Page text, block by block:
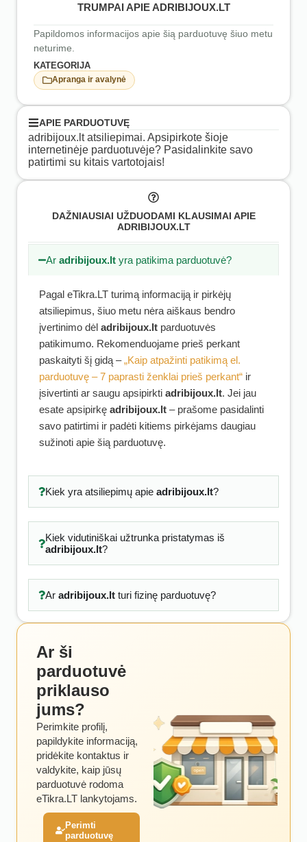
TRUMPAI APIE ADRIBIJOUX.LT
Papildomos informacijos apie šią parduotuvę šiuo metu
neturime.
KATEGORIJA
Apranga ir avalynė
APIE PARDUOTUVĘ
adribijoux.lt atsiliepimai. Apsipirkote šioje
internetinėje parduotuvėje? Pasidalinkite savo
patirtimi su kitais vartotojais!
DAŽNIAUSIAI UŽDUODAMI KLAUSIMAI APIE
ADRIBIJOUX.LT
Aradribijoux.lt yra patikima parduotuvė?
Pagal eTikra.LT turimą informaciją ir pirkėjų
atsiliepimus, šiuo metu nėra aiškaus bendro
įvertinimo dėl adribijoux.lt parduotuvės
patikimumo. Rekomenduojame prieš perkant
paskaityti šį gidą –„Kaip atpažinti patikimą el.
parduotuvę – 7 paprasti ženklai prieš perkant“ ir
įsivertinti ar saugu apsipirkti adribijoux.lt. Jei jau
esate apsipirkę adribijoux.lt – prašome pasidalinti
savo patirtimi ir padėti kitiems pirkėjams daugiau
sužinoti apie šią parduotuvę.
Kiek yra atsiliepimų apie adribijoux.lt?
Kiek vidutiniškai užtrunka pristatymas iš
adribijoux.lt?
Ar adribijoux.ltturi fizinę parduotuvę?
Ar ši
parduotuvė
priklauso
jums?
Perimkite profilį,
papildykite informaciją,
pridėkite kontaktus ir
valdykite, kaip jūsų
parduotuvė rodoma
eTikra.LT lankytojams.
Perimti
parduotuvę